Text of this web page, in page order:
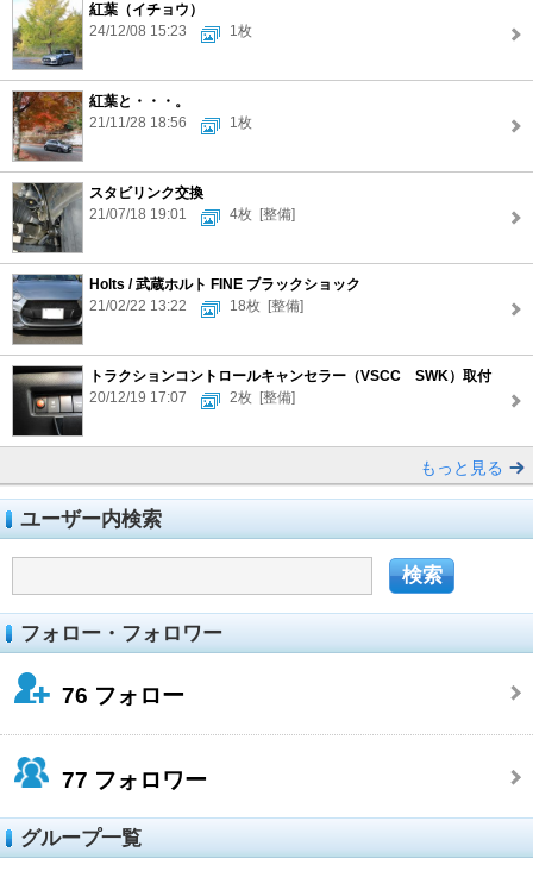
紅葉（イチョウ）
24/12/08 15:23
1枚
紅葉と・・・。
21/11/28 18:56
1枚
スタビリンク交換
21/07/18 19:01
4枚 [整備]
Holts / 武蔵ホルト FINE ブラックショック
21/02/22 13:22
18枚 [整備]
トラクションコントロールキャンセラー（VSCC SWK）取付
20/12/19 17:07
2枚 [整備]
もっと見る
ユーザー内検索
フォロー・フォロワー
76 フォロー
77 フォロワー
グループ一覧